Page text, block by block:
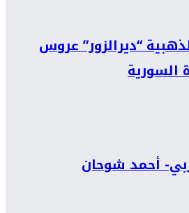
“ديرالزور” عروس
السورية
أحمد شوحان